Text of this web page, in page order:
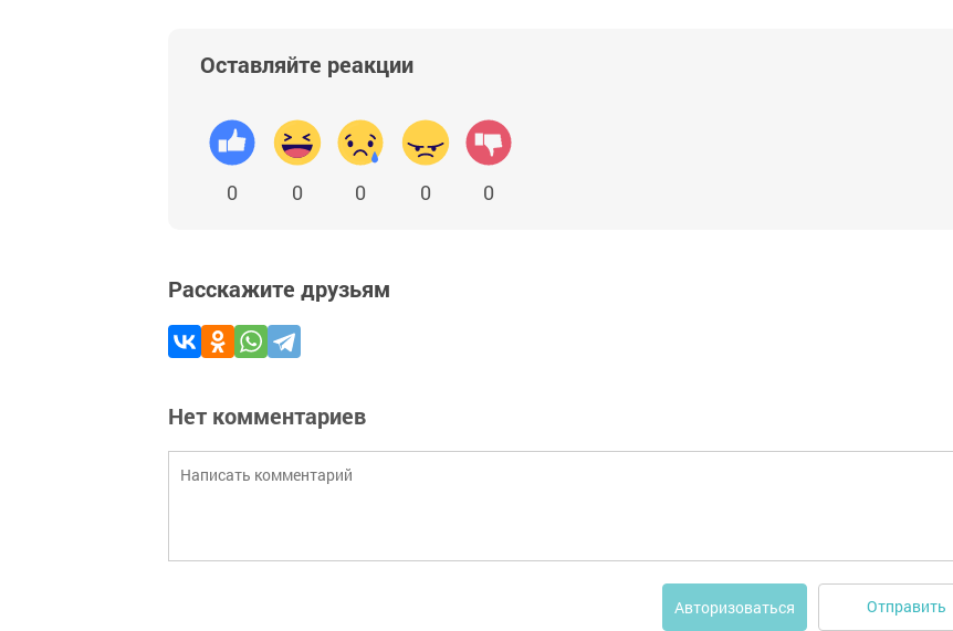
Оставляйте реакции
0 0 0 0 0
Расскажите друзьям
Нет комментариев
Авторизоваться Отправить